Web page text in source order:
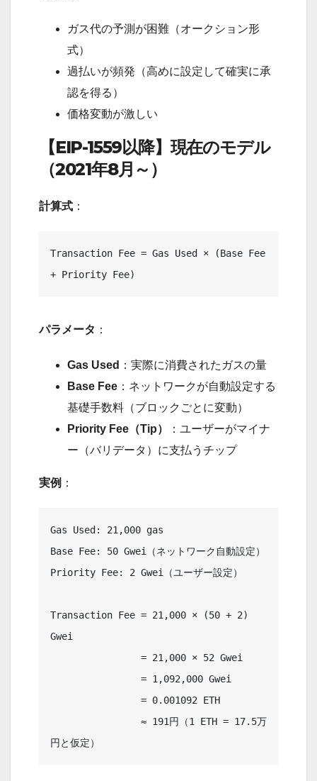
ガス代の予測が困難（オークション形
式）
過払いが頻発（高めに設定して確実に承
認を得る）
価格変動が激しい
【EIP-1559以降】現在のモデル
（2021年8月～）
計算式 ：
Transaction Fee = Gas Used × (Base Fee
パラメータ ：
Gas Used ：実際に消費されたガスの量
Base Fee ：ネットワークが自動設定する
基礎手数料（ブロックごとに変動）
Priority Fee（Tip）
：ユーザーがマイナ
ー（バリデータ）に支払うチップ
実例 ：
Gas Used: 21,000 gas
Base Fee: 50 Gwei（ネットワーク自動設定）
Priority Fee: 2 Gwei（ユーザー設定）
Transaction Fee = 21,000 × (50 + 2)
Gwei